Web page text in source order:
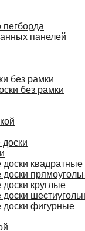
пегборда
панелей
без рамки
без рамки
доски
квадратные
круглые
фигурные